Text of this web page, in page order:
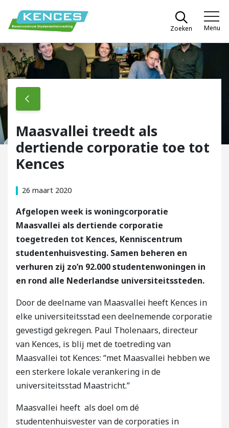
Menu
Zoeken
Maasvallei treedt als
dertiende corporatie toe tot
Kences
26 maart 2020
Afgelopen week is woningcorporatie
Maasvallei als dertiende corporatie
toegetreden tot Kences, Kenniscentrum
studentenhuisvesting. Samen beheren en
verhuren zij zo’n 92.000 studentenwoningen in
en rond alle Nederlandse universiteitssteden.
Door de deelname van Maasvallei heeft Kences in
elke universiteitsstad een deelnemende corporatie
gevestigd gekregen. Paul Tholenaars, directeur
van Kences, is blij met de toetreding van
Maasvallei tot Kences: “met Maasvallei hebben we
een sterkere lokale verankering in de
universiteitsstad Maastricht.”
Maasvallei heeft als doel om dé
studentenhuisvester van de corporaties in